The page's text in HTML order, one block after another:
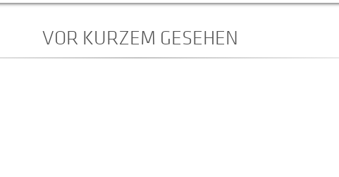
VOR KURZEM GESEHEN